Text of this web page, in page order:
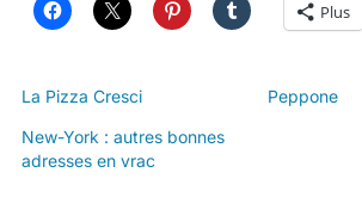
Plus
La Pizza Cresci
Peppone
New-York : autres bonnes
adresses en vrac